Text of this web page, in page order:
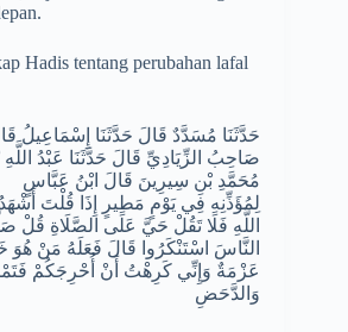
Hadis tentang perubahan lafal
حَدَّثَنَا مُسَدَّدٌ قَالَ حَدَّثَنَا إِسْمَاعِيلُ
صَاحِبُ الزِّيَادِيِّ قَالَ حَدَّثَنَا عَبْدُ
مُحَمَّدِ بْنِ سِيرِينَ قَالَ ابْنُ عَبَّاسٍ
لِمُؤَذِّنِهِ فِي يَوْمٍ مَطِيرٍ إِذَا قُلْتَ
اللَّهِ فَلَا تَقُلْ حَيَّ عَلَى الصَّلَاةِ قُلْ
النَّاسَ اسْتَنْكَرُوا قَالَ فَعَلَهُ مَنْ هُوَ
عَزْمَةٌ وَإِنِّي كَرِهْتُ أَنْ أُحْرِجَكُمْ
وَالدَّحَضِ